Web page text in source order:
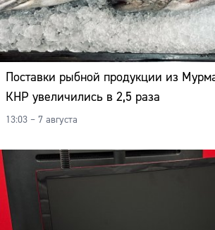
Поставки рыбной продукции из
КНР увеличились в 2,5 раза
13:03 – 7 августа